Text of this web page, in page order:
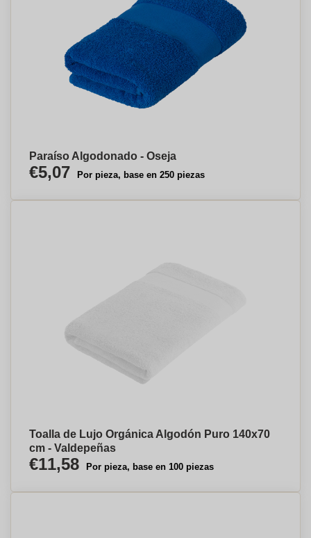
Paraíso Algodonado - Oseja
€5,07 Por pieza, base en 250 piezas
Toalla de Lujo Orgánica Algodón Puro 140x70
cm - Valdepeñas
€11,58 Por pieza, base en 100 piezas